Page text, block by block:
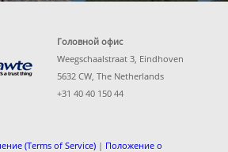
Головной офис
Weegschaalstraat 3, Eindhoven
5632 CW, The Netherlands
+31 40 40 150 44
(Terms of Service) | Положение о